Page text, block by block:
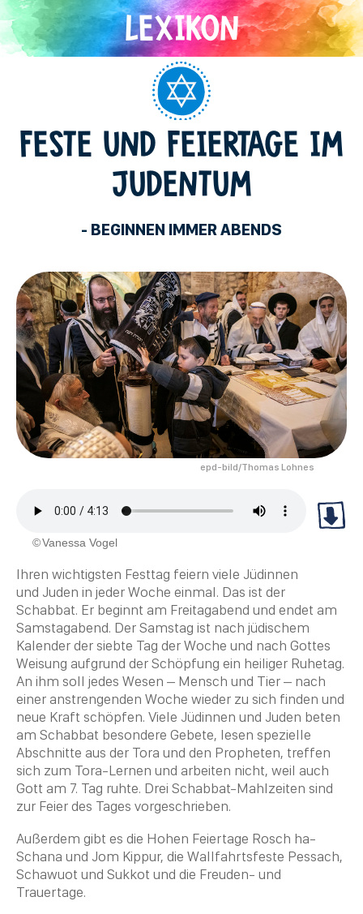
Direkt
zum
Inhalt
FESTE UND FEIERTAGE IM
JUDENTUM
- BEGINNEN IMMER ABENDS
epd-bild/Thomas Lohnes
Vanessa Vogel
Ihren wichtigsten Festtag feiern viele Jüdinnen
und Juden in jeder Woche einmal. Das ist der
Schabbat. Er beginnt am Freitagabend und endet am
Samstagabend. Der Samstag ist nach jüdischem
Kalender der siebte Tag der Woche und nach Gottes
Weisung aufgrund der Schöpfung ein heiliger Ruhetag.
An ihm soll jedes Wesen – Mensch und Tier – nach
einer anstrengenden Woche wieder zu sich finden und
neue Kraft schöpfen. Viele Jüdinnen und Juden beten
am Schabbat besondere Gebete, lesen spezielle
Abschnitte aus der Tora und den Propheten, treffen
sich zum Tora-Lernen und arbeiten nicht, weil auch
Gott am 7. Tag ruhte. Drei Schabbat-Mahlzeiten sind
zur Feier des Tages vorgeschrieben.
Außerdem gibt es die Hohen Feiertage Rosch ha-
Schana und Jom Kippur, die Wallfahrtsfeste Pessach,
Schawuot und Sukkot und die Freuden- und
Trauertage.